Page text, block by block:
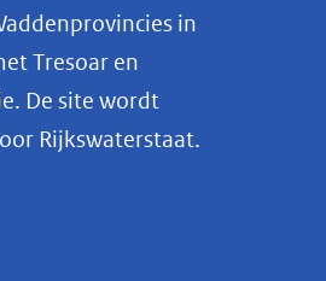
in
Tresoar en
De site wordt
Rijkswaterstaat.